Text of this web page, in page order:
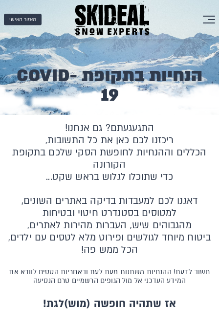
האזור האישי
הנחיות בתקופת COVID-
19
התגעגעתם? גם אנחנו!
ריכזנו לכם כאן את כל התשובות,
הכללים וההנחיות לחופשת הסקי שלכם בתקופת
הקורונה
כדי שתוכלו לגלוש בראש שקט...
דאגנו לכם למעבדות בדיקה באתרים השונים,
למטוסים בסטנדרט חיטוי ובטיחות
מהגבוהים שיש, העברות מהירות לאתרים,
ביטוח מיוחד לגולשים ופירוט מלא לטסים עם ילדים,
הכל ממש פה!
חשוב לדעת! ההנחיות משתנות מעת לעת ובאחריות הטסים לוודא את
המידע העדכני אל מול הגופים הרשמיים טרם הנסיעה
אז שתהיה חופשה (מוש)לגת!